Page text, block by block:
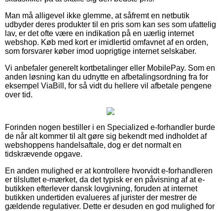
Man må alligevel ikke glemme, at såfremt en netbutik
udbyder deres produkter til en pris som kan ses som ufattelig
lav, er det ofte være en indikation på en uærlig internet
webshop. Køb med kort er imidlertid omfavnet af en orden,
som forsvarer køber imod uoprigtige internet selskaber.
Vi anbefaler generelt kortbetalinger eller MobilePay. Som en
anden løsning kan du udnytte en afbetalingsordning fra for
eksempel ViaBill, for så vidt du hellere vil afbetale pengene
over tid.
Forinden nogen bestiller i en Specialized e-forhandler burde
de når alt kommer til alt gøre sig bekendt med indholdet af
webshoppens handelsaftale, dog er det normalt en
tidskrævende opgave.
En anden mulighed er at kontrollere hvorvidt e-forhandleren
er tilsluttet e-mærket, da det typisk er en påvisning af at e-
butikken efterlever dansk lovgivning, foruden at internet
butikken undertiden evalueres af jurister der mestrer de
gældende regulativer. Dette er desuden en god mulighed for